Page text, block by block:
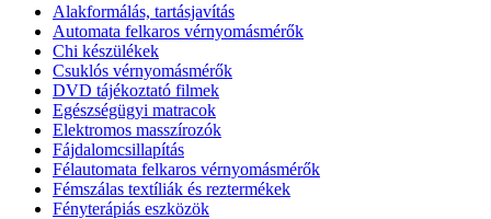
Alakformálás, tartásjavítás
Automata felkaros vérnyomásmérők
Chi készülékek
Csuklós vérnyomásmérők
DVD tájékoztató filmek
Egészségügyi matracok
Elektromos masszírozók
Fájdalomcsillapítás
Félautomata felkaros vérnyomásmérők
Fémszálas textíliák és reztermékek
Fényterápiás eszközök